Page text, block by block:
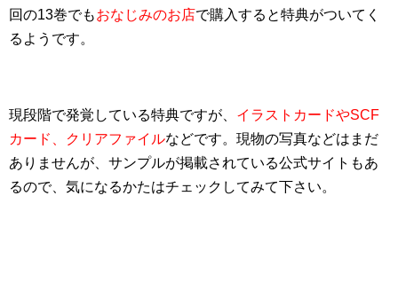
回の13巻でもおなじみのお店で購入すると特典がついてく
るようです。
現段階で発覚している特典ですが、 イラストカードやSCF
カード、クリアファイルなどです。現物の写真などはまだ
ありませんが、サンプルが掲載されている公式サイトもあ
るので、気になるかたはチェックしてみて下さい。